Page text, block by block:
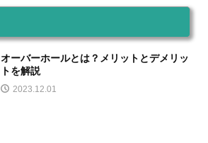
オーバーホールとは？メリットとデメリッ
トを解説
2023.12.01